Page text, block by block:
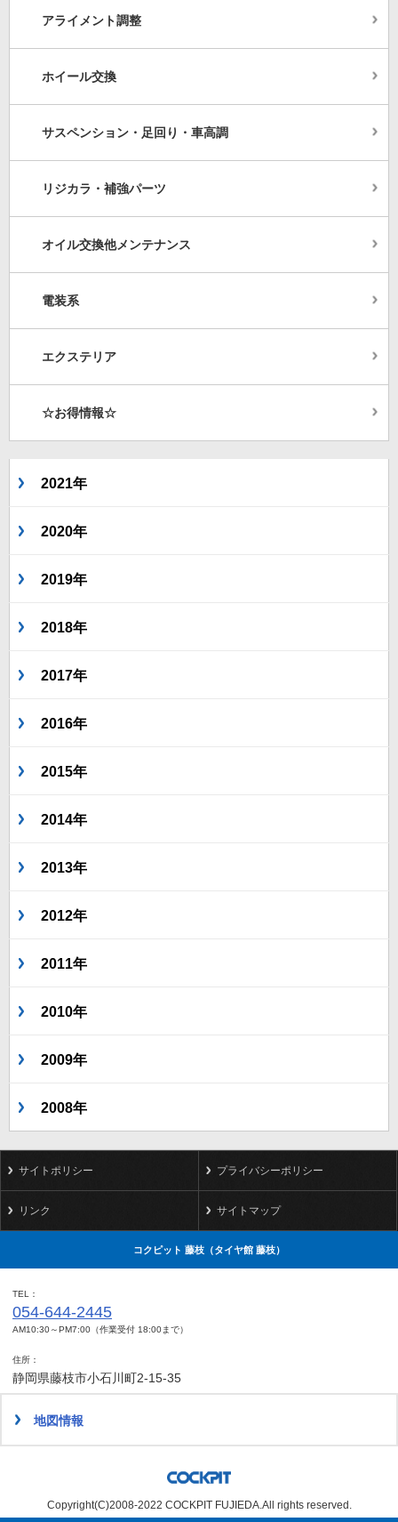
アライメント調整
ホイール交換
サスペンション・足回り・車高調
リジカラ・補強パーツ
オイル交換他メンテナンス
電装系
エクステリア
☆お得情報☆
2021年
2020年
2019年
2018年
2017年
2016年
2015年
2014年
2013年
2012年
2011年
2010年
2009年
2008年
サイトポリシー プライバシーポリシー
リンク サイトマップ
コクピット 藤枝（タイヤ館 藤枝）
TEL
054-644-2445
AM10:30～PM7:00（作業受付 18:00まで）
住所
静岡県藤枝市小石川町2-15-35
地図情報
Copyright(C)2008-2022 COCKPIT FUJIEDA.All rights reserved.